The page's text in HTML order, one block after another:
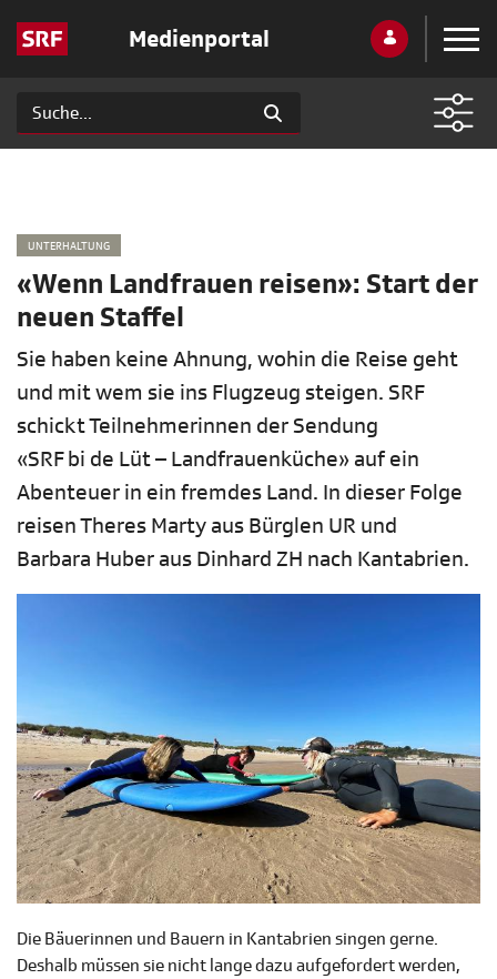
Medienportal
UNTERHALTUNG
«Wenn Landfrauen reisen»: Start der
neuen Staffel
Sie haben keine Ahnung, wohin die Reise geht
und mit wem sie ins Flugzeug steigen. SRF
schickt Teilnehmerinnen der Sendung
«SRF bi de Lüt – Landfrauenküche» auf ein
Abenteuer in ein fremdes Land. In dieser Folge
reisen Theres Marty aus Bürglen UR und
Barbara Huber aus Dinhard ZH nach Kantabrien.
Die Bäuerinnen und Bauern in Kantabrien singen gerne.
Deshalb müssen sie nicht lange dazu aufgefordert werden,